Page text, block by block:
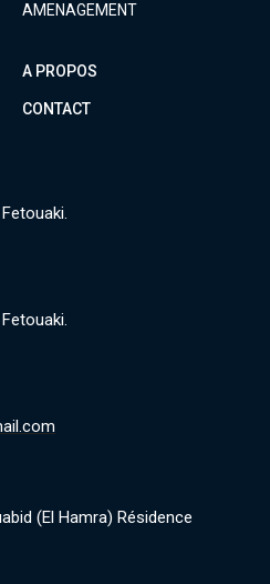
AMENAGEMENT
A PROPOS
CONTACT
(El Hamra) Résidence